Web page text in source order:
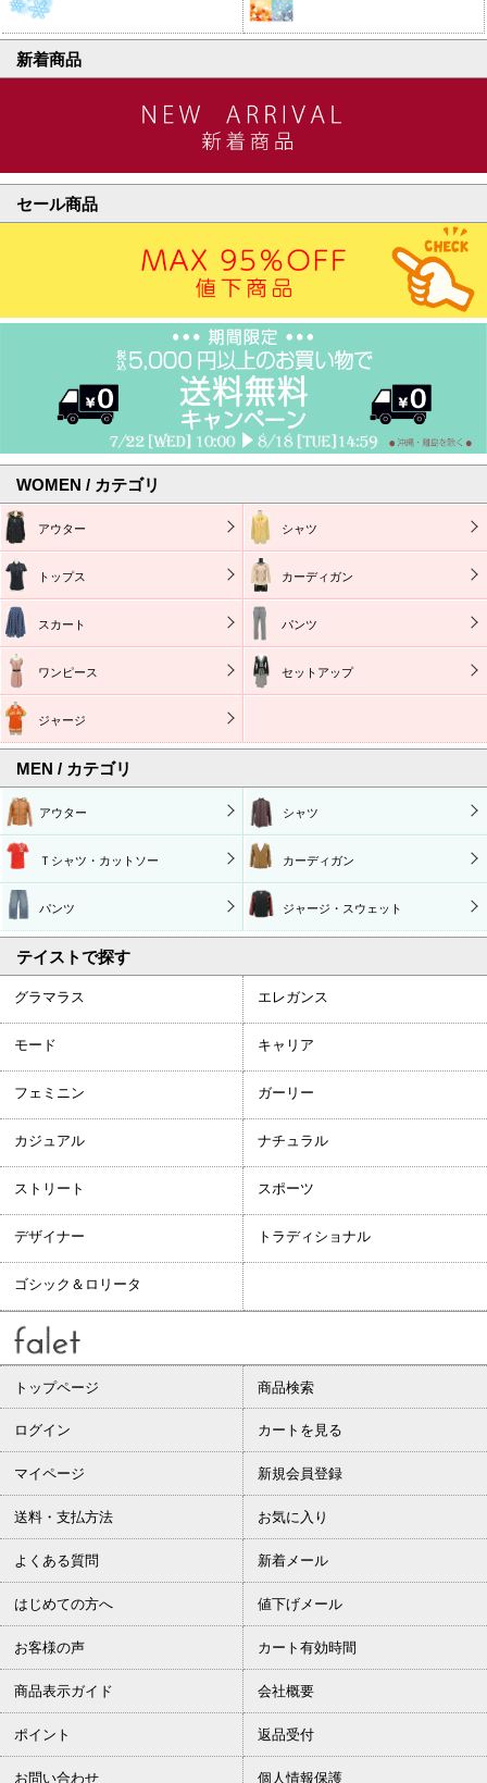
新着商品
セール商品
WOMEN / カテゴリ
アウター シャツ
トップス カーディガン
スカート パンツ
ワンピース セットアップ
ジャージ
MEN / カテゴリ
アウター シャツ
Ｔシャツ・カットソー カーディガン
パンツ ジャージ・スウェット
テイストで探す
グラマラス エレガンス
モード キャリア
フェミニン ガーリー
カジュアル ナチュラル
ストリート スポーツ
デザイナー トラディショナル
ゴシック＆ロリータ
トップページ 商品検索
ログイン カートを見る
マイページ 新規会員登録
送料・支払方法 お気に入り
よくある質問 新着メール
はじめての方へ 値下げメール
お客様の声 カート有効時間
商品表示ガイド 会社概要
ポイント 返品受付
お問い合わせ 個人情報保護